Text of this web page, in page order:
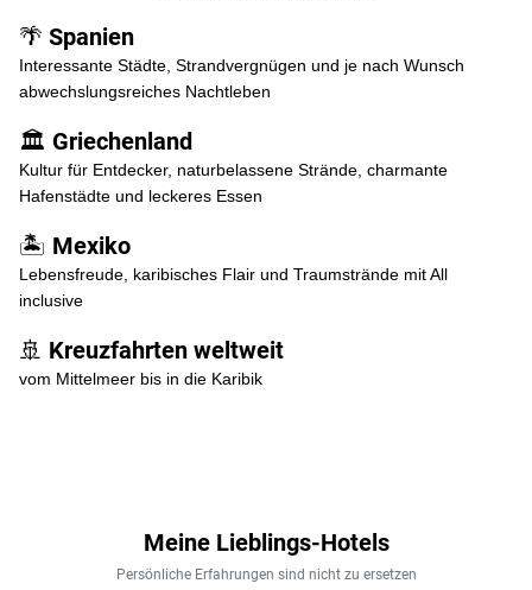
🌴 Spanien
Interessante Städte, Strandvergnügen und je nach Wunsch
abwechslungsreiches Nachtleben
🏛 Griechenland
Kultur für Entdecker, naturbelassene Strände, charmante
Hafenstädte und leckeres Essen
🏝 Mexiko
Lebensfreude, karibisches Flair und Traumstrände mit All
inclusive
🚢 Kreuzfahrten weltweit
vom Mittelmeer bis in die Karibik
Meine Lieblings-Hotels
Persönliche Erfahrungen sind nicht zu ersetzen